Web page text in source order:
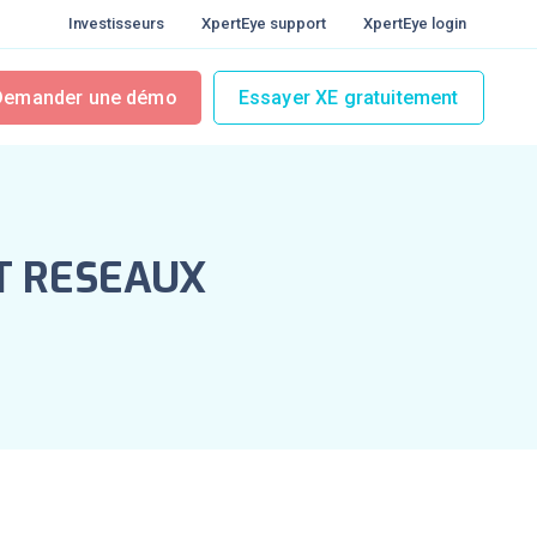
Investisseurs XpertEye support XpertEye login
une démo Essayer XE gratuitement
RESEAUX